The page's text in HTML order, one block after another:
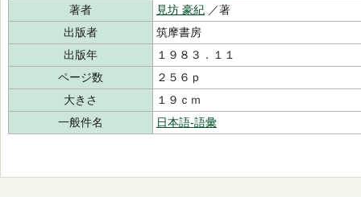
著者
見坊 豪紀 ／著
出版者
筑摩書房
出版年
１９８３．１１
ページ数
２５６ｐ
大きさ
１９ｃｍ
一般件名
日本語‐語彙